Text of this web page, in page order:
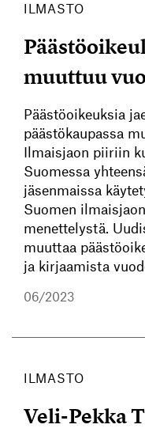
ILMASTO
muuttuu
Päästöoikeuksia
päästökaupassa
Ilmaisjaon piiriin
Suomessa
jäsenmaissa
Suomen
menettelystä.
muuttaa
ja kirjaamista
06/2023
ILMASTO
Veli-Pekka